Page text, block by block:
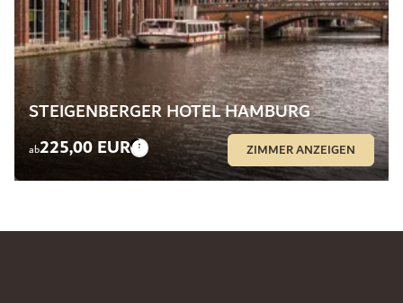
STEIGENBERGER HOTEL HAMBURG
ab225,00 EUR ZIMMER ANZEIGEN